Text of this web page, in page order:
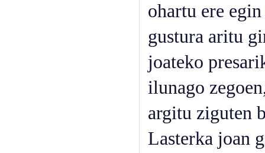
ohartu ere
gustura aritu
joateko
ilunago
argitu ziguten
Lasterka joan